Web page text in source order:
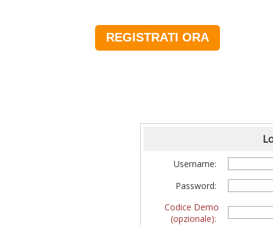
REGISTRATI ORA
Username:
Password:
Codice Demo
(opzionale):